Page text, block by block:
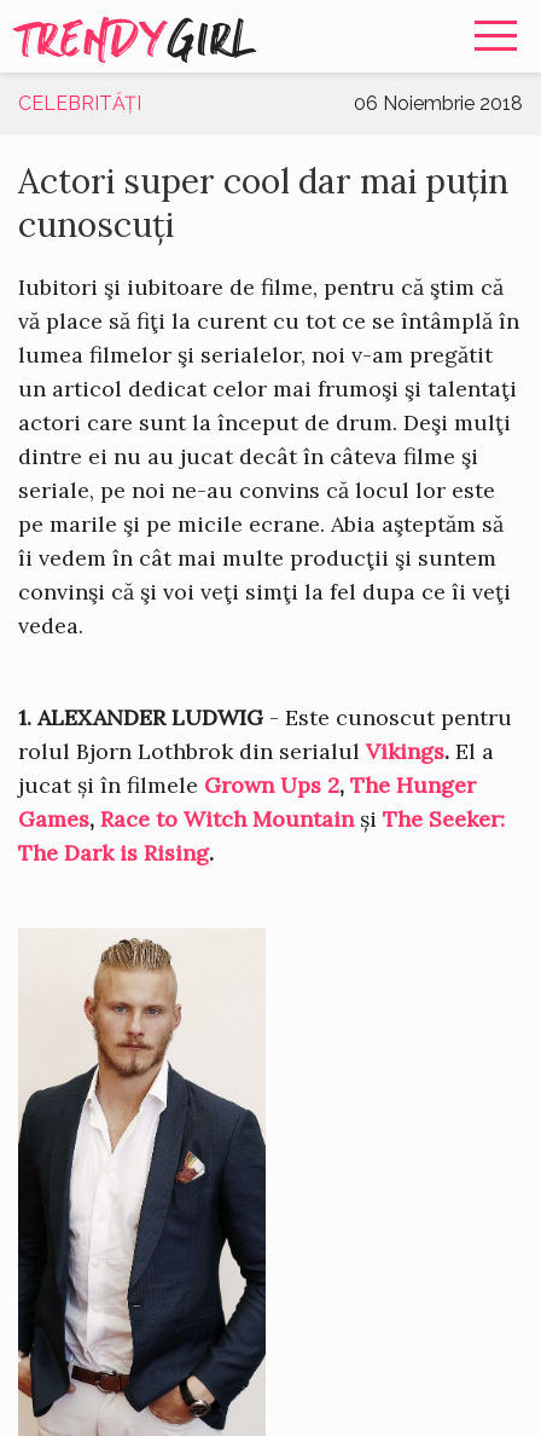
TRENDYGIRL
CELEBRITĂȚI 06 Noiembrie 2018
Actori super cool dar mai puțin
cunoscuți
Iubitori şi iubitoare de filme, pentru că ştim că
vă place să fiţi la curent cu tot ce se întâmplă în
lumea filmelor şi serialelor, noi v-am pregătit
un articol dedicat celor mai frumoşi şi talentaţi
actori care sunt la început de drum. Deşi mulţi
dintre ei nu au jucat decât în câteva filme şi
seriale, pe noi ne-au convins că locul lor este
pe marile şi pe micile ecrane. Abia aşteptăm să
îi vedem în cât mai multe producţii şi suntem
convinşi că şi voi veţi simţi la fel dupa ce îi veţi
vedea.
1. ALEXANDER LUDWIG - Este cunoscut pentru
rolul Bjorn Lothbrok din serialul Vikings. El a
jucat și în filmele Grown Ups 2, The Hunger
Games, Race to Witch Mountainși The Seeker:
The Dark is Rising.